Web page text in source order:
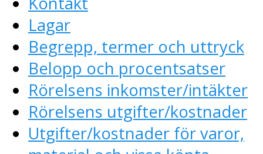
Lagar
Begrepp, termer och uttryck
Belopp och procentsatser
Rörelsens inkomster/intäkter
Rörelsens utgifter/kostnader
Utgifter/kostnader för varor,